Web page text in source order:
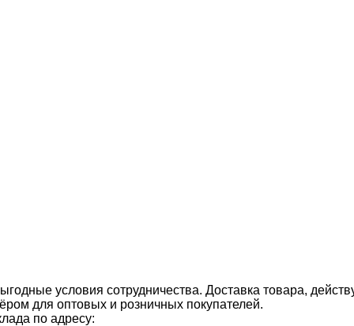
условия сотрудничества. Доставка товара,
для оптовых и розничных покупателей.
по адресу: